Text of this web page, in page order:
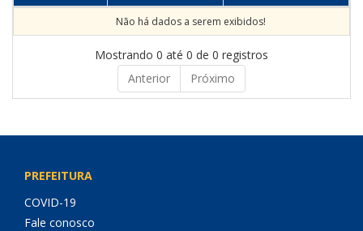
Não há dados a serem exibidos!
Mostrando 0 até 0 de 0 registros
Anterior
Próximo
PREFEITURA
COVID-19
Fale conosco